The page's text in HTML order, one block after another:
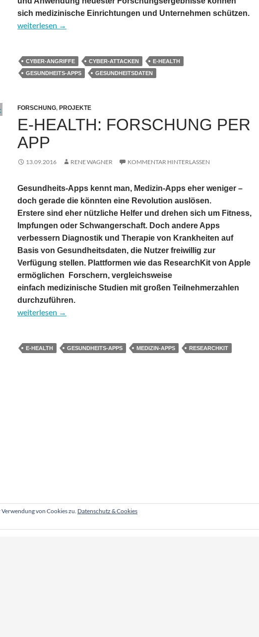
sich medizinische Einrichtungen und Unternehmen schützen.
E-Health: Sind medizinische Apps und Einrichtungen sicher?
weiterlesen →
CYBER-ANGRIFFE CYBER-ATTACKEN
E-HEALTH
GESUNDHEITS-APPS
GESUNDHEITSDATEN
FORSCHUNG, PROJEKTE
E-HEALTH: FORSCHUNG PER
APP
13.09.2016 RENE WAGNER KOMMENTAR HINTERLASSEN
Gesundheits-Apps kennt man, Medizin-Apps eher weniger –
doch gerade die könnten eine Revolution auslösen.
Erstere sind eher nützliche Helfer und drehen sich um Fitness,
Impfungen oder Schwangerschaft. Doch andere Apps
verbessern Diagnostik und Therapie von Krankheiten auf
Basis von Gesundheitsdaten, die Nutzer freiwillig zur
Verfügung stellen. Plattformen wie das ResearchKit von Apple
ermöglichen Forschern, vergleichsweise
einfach medizinische Studien mit großen Teilnehmerzahlen
durchzuführen.
E-Health: Forschung per App
weiterlesen →
E-HEALTH GESUNDHEITS-APPS MEDIZIN-APPS RESEARCHKIT
von Cookies zu. Datenschutz & Cookies